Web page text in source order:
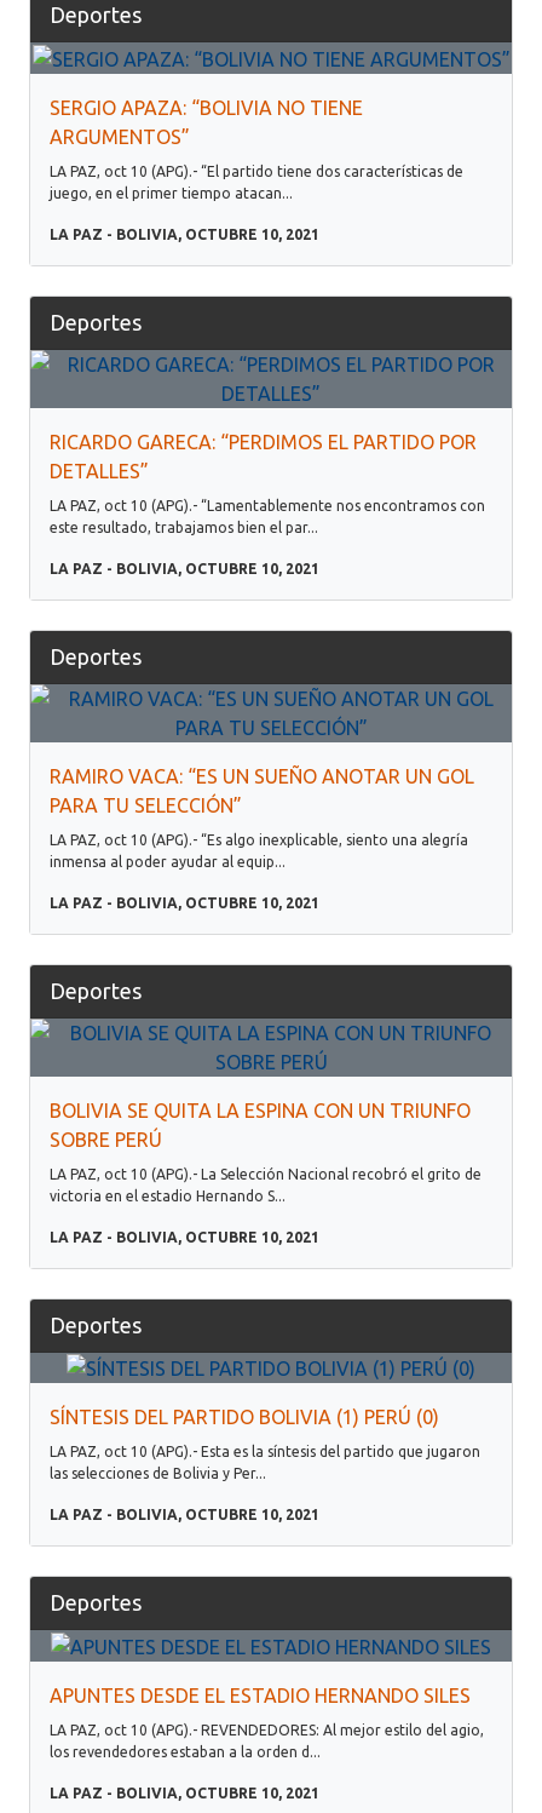
Deportes
SERGIO APAZA: “BOLIVIA NO TIENE
ARGUMENTOS”
LA PAZ, oct 10 (APG).- “El partido tiene dos características de
juego, en el primer tiempo atacan...
LA PAZ - BOLIVIA, OCTUBRE 10, 2021
Deportes
RICARDO GARECA: “PERDIMOS EL PARTIDO POR
DETALLES”
LA PAZ, oct 10 (APG).- “Lamentablemente nos encontramos con
este resultado, trabajamos bien el par...
LA PAZ - BOLIVIA, OCTUBRE 10, 2021
Deportes
RAMIRO VACA: “ES UN SUEÑO ANOTAR UN GOL
PARA TU SELECCIÓN”
LA PAZ, oct 10 (APG).- “Es algo inexplicable, siento una alegría
inmensa al poder ayudar al equip...
LA PAZ - BOLIVIA, OCTUBRE 10, 2021
Deportes
BOLIVIA SE QUITA LA ESPINA CON UN TRIUNFO
SOBRE PERÚ
LA PAZ, oct 10 (APG).- La Selección Nacional recobró el grito de
victoria en el estadio Hernando S...
LA PAZ - BOLIVIA, OCTUBRE 10, 2021
Deportes
SÍNTESIS DEL PARTIDO BOLIVIA (1) PERÚ (0)
LA PAZ, oct 10 (APG).- Esta es la síntesis del partido que jugaron
las selecciones de Bolivia y Per...
LA PAZ - BOLIVIA, OCTUBRE 10, 2021
Deportes
APUNTES DESDE EL ESTADIO HERNANDO SILES
LA PAZ, oct 10 (APG).- REVENDEDORES: Al mejor estilo del agio,
los revendedores estaban a la orden d...
LA PAZ - BOLIVIA, OCTUBRE 10, 2021